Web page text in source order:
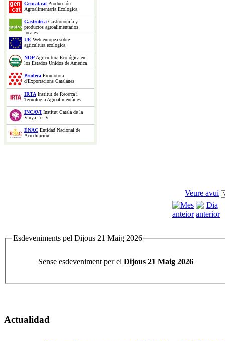
Gencat.catProducción
Agroalimentaria Ecológica
Gastroteca Gastronomía y
productos agroalimentarios
locales
UE Web europea sobre
agricultura ecológica
NOPAgricultura Ecológica en
los Estados Unidos de América
Prodeca Promotora
d'Exportacions Catalanes
IRTA Institut de Recerca i
Tecnologia Agroalimentàries
INCAVI Institut Català de la
Vinya i el Vi
ENAC Entidad Nacional de
Acreditación
Veure avui
Esdeveniments pel Dijous 21 Maig 2026
Sense esdeveniment per el Dijous 21 Maig 2026
Actualidad